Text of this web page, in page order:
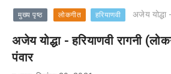
मुख्य पृष्ठ लोकगीत हरियाणवी अजेय योद्धा -
अजेय योद्धा - हरियाणवी रागनी
पंवार